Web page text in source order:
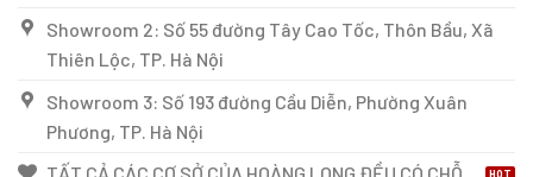
Showroom 2: Số 55 đường Tây Cao Tốc, Thôn Bầu, Xã
Thiên Lộc, TP. Hà Nội
Showroom 3: Số 193 đường Cầu Diễn, Phường Xuân
Phương, TP. Hà Nội